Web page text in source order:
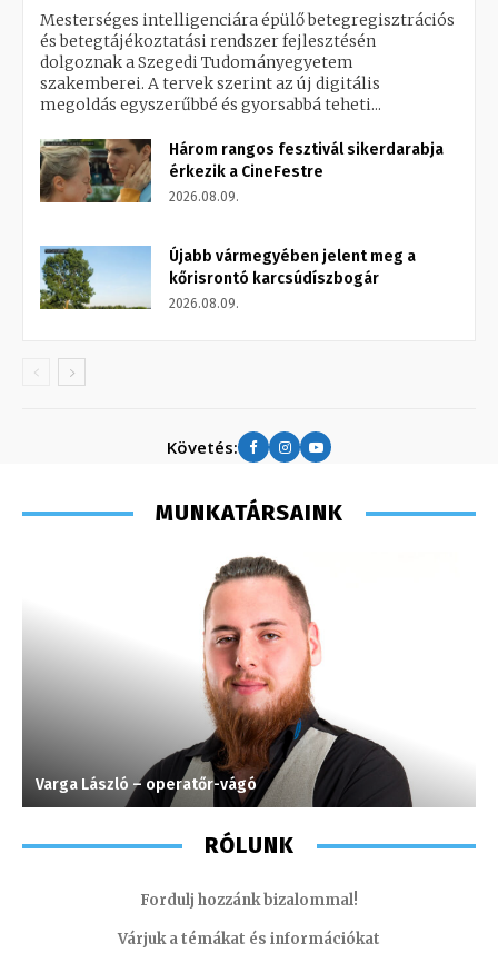
Mesterséges intelligenciára épülő betegregisztrációs
és betegtájékoztatási rendszer fejlesztésén
dolgoznak a Szegedi Tudományegyetem
szakemberei. A tervek szerint az új digitális
megoldás egyszerűbbé és gyorsabbá teheti...
Három rangos fesztivál sikerdarabja
érkezik a CineFestre
2026.08.09.
Újabb vármegyében jelent meg a
kőrisrontó karcsúdíszbogár
2026.08.09.
Követés:
MUNKATÁRSAINK
Varga László – operatőr-vágó
RÓLUNK
Fordulj hozzánk bizalommal!
Várjuk a témákat és információkat